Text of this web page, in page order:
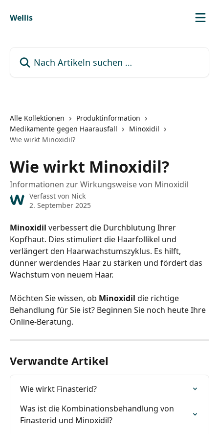
Wellis
Alle Kollektionen
Produktinformation
Medikamente gegen Haarausfall
Minoxidil
Wie wirkt Minoxidil?
Wie wirkt Minoxidil?
Informationen zur Wirkungsweise von Minoxidil
Verfasst von Nick
2. September 2025
Minoxidil verbessert die Durchblutung Ihrer
Kopfhaut. Dies stimuliert die Haarfollikel und
verlängert den Haarwachstumszyklus. Es hilft,
dünner werdendes Haar zu stärken und fördert das
Wachstum von neuem Haar.
Möchten Sie wissen, ob Minoxidil die richtige
Behandlung für Sie ist? Beginnen Sie noch heute Ihre
Online-Beratung.
Verwandte Artikel
Wie wirkt Finasterid?
Was ist die Kombinationsbehandlung von
Finasterid und Minoxidil?